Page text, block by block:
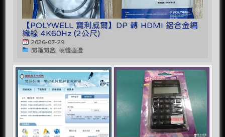
【POLYWELL 寶利威爾】DP 轉 HDMI 鋁合金編
織線 4K60Hz (2公尺)
2026-07-29
開箱開盒, 硬體週邊